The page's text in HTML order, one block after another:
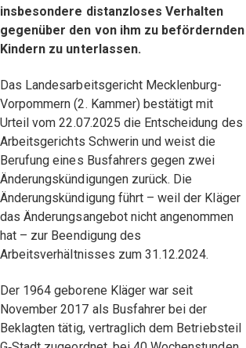
insbesondere distanzloses Verhalten
gegenüber den von ihm zu befördernden
Kindern zu unterlassen.
Das Landesarbeitsgericht Mecklenburg-
Vorpommern (2. Kammer) bestätigt mit
Urteil vom 22.07.2025 die Entscheidung des
Arbeitsgerichts Schwerin und weist die
Berufung eines Busfahrers gegen zwei
Änderungskündigungen zurück. Die
Änderungskündigung führt – weil der Kläger
das Änderungsangebot nicht angenommen
hat – zur Beendigung des
Arbeitsverhältnisses zum 31.12.2024.
Der 1964 geborene Kläger war seit
November 2017 als Busfahrer bei der
Beklagten tätig, vertraglich dem Betriebsteil